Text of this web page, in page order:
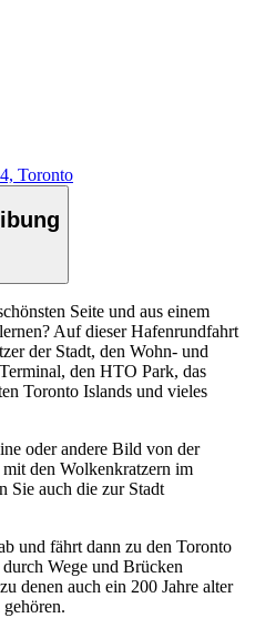
Toronto
Seite und aus einem
Auf dieser Hafenrundfahrt
der Stadt, den Wohn- und
den HTO Park, das
Toronto Islands und vieles
oder andere Bild von der
den Wolkenkratzern im
Sie auch die zur Stadt
und fährt dann zu den Toronto
Wege und Brücken
denen auch ein 200 Jahre alter